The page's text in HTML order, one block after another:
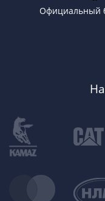
Официальный